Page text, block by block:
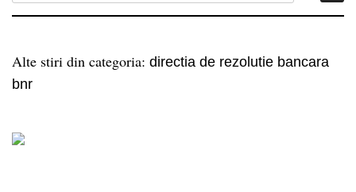
Alte stiri din categoria: directia de rezolutie bancara
bnr